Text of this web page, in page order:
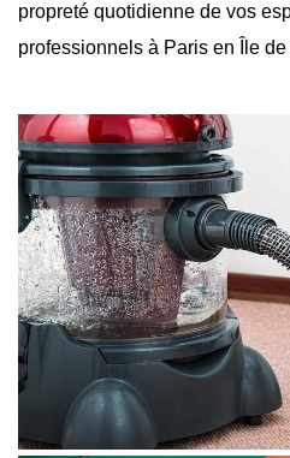
propreté quotidienne de vos
professionnels à Paris en Île